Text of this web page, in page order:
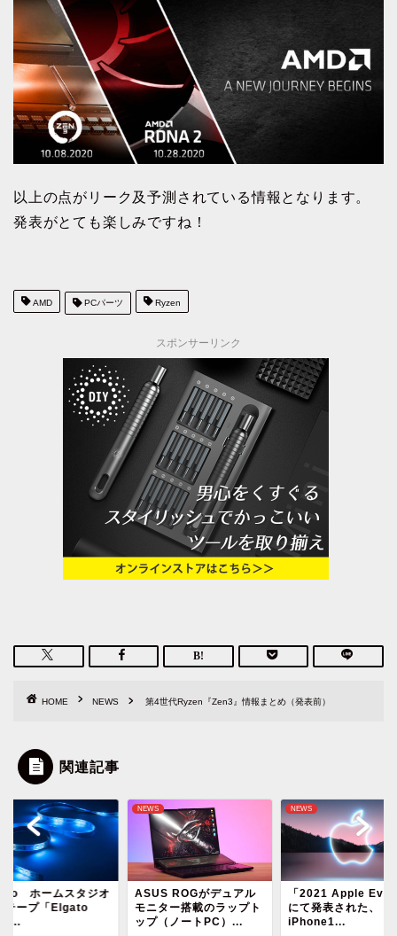
以上の点がリーク及予測されている情報となります。
発表がとても楽しみですね！
AMD PCパーツ Ryzen
スポンサーリンク
HOME NEWS 第4世代Ryzen『Zen3』情報まとめ（発表前）
関連記事
ホームスタジオ
テープ「Elgato
NEWS
ASUS ROGがデュアル
モニター搭載のラップト
ップ（ノートPC）...
NEWS
「2021 Apple
にて発表された、
iPhone1...